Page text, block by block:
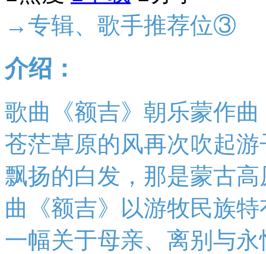
→专辑、歌手推荐位③
介绍：
歌曲《额吉》朝乐蒙作
苍茫草原的风再次吹起
飘扬的白发，那是蒙古
曲《额吉》以游牧民族
一幅关于母亲、离别与